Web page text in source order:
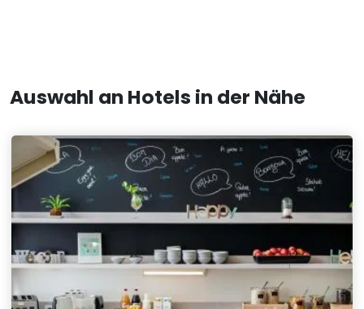
Auswahl an Hotels in der Nähe